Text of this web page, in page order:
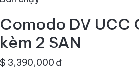
Comodo DV UCC
kèm 2 SAN
$ 3,390,000 đ